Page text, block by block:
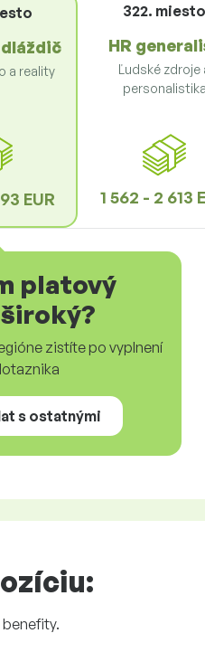
a reality
EUR
322. miesto
HR
Ľudské zdroje
personalistika
1 562 - 2 613
platový
zistíte po vyplnení
s ostatnými